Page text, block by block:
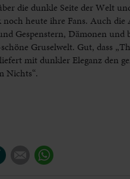
die dunkle Seite der Welt
heute ihre Fans. Auch die
Gespenstern, Dämonen
Gruselwelt. Gut, dass
mit dunkler Eleganz den
Nichts“.
E-mail